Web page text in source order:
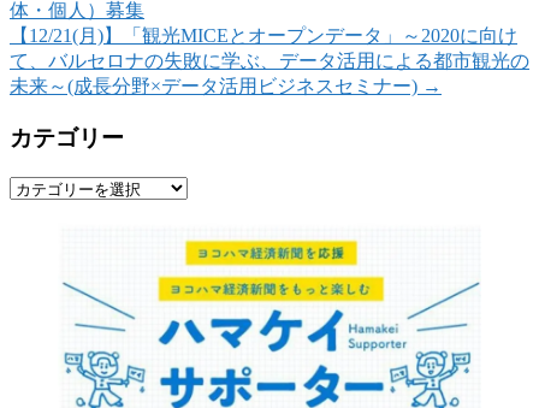
体・個人）募集
【12/21(月)】「観光MICEとオープンデータ」～2020に向け
て、バルセロナの失敗に学ぶ、データ活用による都市観光の
未来～(成長分野×データ活用ビジネスセミナー) →
カテゴリー
カ